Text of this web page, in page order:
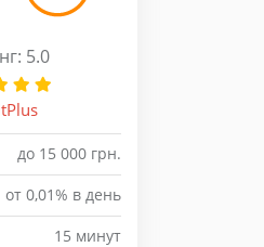
5.0
до 15 000 грн.
от 0,01% в день
15 минут